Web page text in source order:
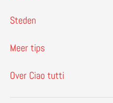
Steden
Meer tips
Over Ciao tutti